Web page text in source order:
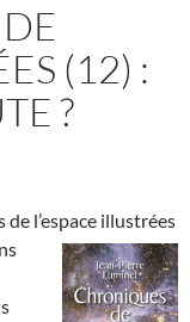
(12) :
?
l’espace illustrées